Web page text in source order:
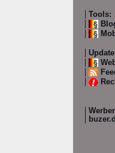
Tools: